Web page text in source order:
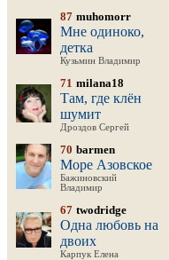
87 muhomorr
Мне одиноко,
детка
Кузьмин Владимир
71 milana18
Там, где клён
шумит
Дроздов Сергей
70 barmen
Море Азовское
Бажиновский
Владимир
67 twodridge
Одна любовь на
двоих
Карпук Елена